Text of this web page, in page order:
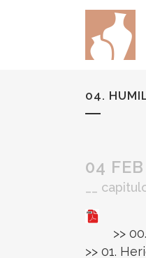
04.
04 FEB
>>
>> 01.